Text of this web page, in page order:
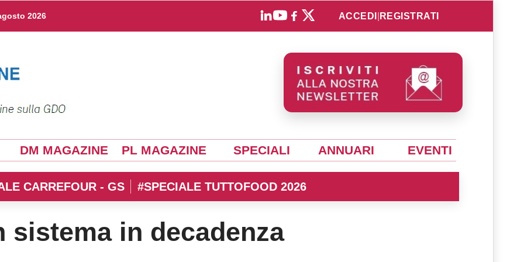
2026 ACCEDI REGISTRATI
DM MAGAZINE PL MAGAZINE SPECIALI ANNUARI EVENTI
CARREFOUR - GS #SPECIALE TUTTOFOOD 2026
sistema in decadenza